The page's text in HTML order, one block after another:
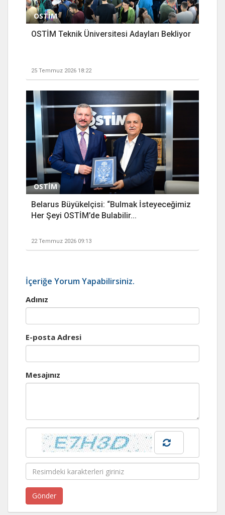
OSTİM
OSTİM Teknik Üniversitesi Adayları Bekliyor
25 Temmuz 2026 18:22
OSTİM
Belarus Büyükelçisi: “Bulmak İsteyeceğimiz
Her Şeyi OSTİM’de Bulabilir...
22 Temmuz 2026 09:13
İçeriğe Yorum Yapabilirsiniz.
Adınız
E-posta Adresi
Mesajınız